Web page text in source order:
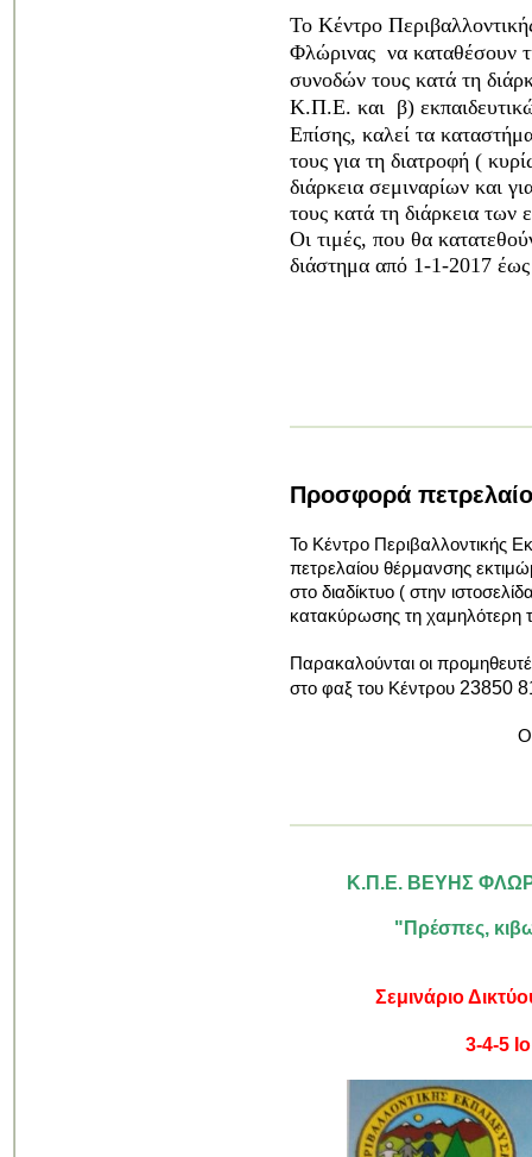
Το Κέντρο
Φλώρινας να καταθέσουν
συνοδών τους κατά τη
Κ.Π.Ε. και β)
Επίσης, καλεί τα
τους για τη διατροφή (
διάρκεια σεμιναρίων και
τους κατά τη διάρκεια
Οι τιμές, που θα
διάστημα από 1-1-2017
Προσφορά
Το Κέντρο Περιβαλλοντικής
πετρελαίου θέρμανσης
στο διαδίκτυο ( στην
κατακύρωσης τη χαμηλότερη
Παρακαλούνται οι
στο φαξ του Κέντρου 23850
Ο
Κ.Π.Ε. ΒΕΥΗΣ
"Πρέσπες,
Σεμινάριο
3-4-5